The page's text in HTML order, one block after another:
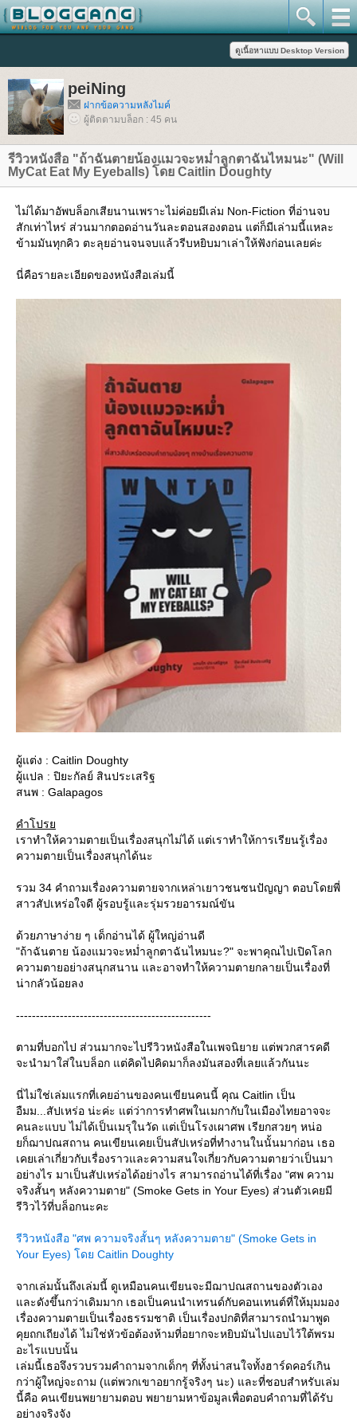
peiNing
ฝากข้อความหลังไมค์
ผู้ติดตามบล็อก : 45 คน
รีวิวหนังสือ "ถ้าฉันตายน้องแมวจะหม่ำลูกตาฉันไหมนะ" (Will
MyCat Eat My Eyeballs) โดย Caitlin Doughty
ไม่ได้มาอัพบล็อกเสียนานเพราะไม่ค่อยมีเล่ม Non-Fiction ที่อ่านจบ
สักเท่าไหร่ ส่วนมากตอดอ่านวันละตอนสองตอน แต่ก็มีเล่ามนี้แหละ
ข้ามมันทุกคิว ตะลุยอ่านจนจบแล้วรีบหยิบมาเล่าให้ฟังก่อนเลยค่ะ
นี่คือรายละเอียดของหนังสือเล่มนี้
ผู้แต่ง : Caitlin Doughty
ผู้แปล : ปิยะกัลย์ สินประเสริฐ
สนพ : Galapagos
คำโปร
เราทำให้ความตายเป็นเรื่องสนุกไม่ได้ แต่เราทำให้การเรียนรู้เรื่อง
ความตายเป็นเรื่องสนุกได้นะ
รวม 34 คำถามเรื่องความตายจากเหล่าเยาวชนซนปัญญา ตอบโดยพี่
สาวสัปเหร่อใจดี ผู้รอบรู้และรุ่มรวยอารมณ์ขัน
ด้วยภาษาง่าย ๆ เด็กอ่านได้ ผู้ใหญ่อ่านดี
"ถ้าฉันตาย น้องแมวจะหม่ำลูกตาฉันไหมนะ?" จะพาคุณไปเปิดโลก
ความตายอย่างสนุกสนาน และอาจทำให้ความตายกลายเป็นเรื่องที่
น่ากลัวน้อยลง
-------------------------------------------------
ตามที่บอกไป ส่วนมากจะไปรีวิวหนังสือในเพจนิยาย แต่พวกสารคดี
จะนำมาใส่ในบล็อก แต่คิดไปคิดมาก็ลงมันสองที่เลยแล้วกันนะ
นี่ไม่ใช่เล่มแรกที่เคยอ่านของคนเขียนคนนี้ คุณ Caitlin เป็น
อืมม...สัปเหร่อ น่ะค่ะ แต่ว่าการทำศพในเมกากับในเมืองไทยอาจจะ
คนละแบบ ไม่ได้เป็นเมรุในวัด แต่เป็นโรงเผาศพ เรียกสวยๆ หน่อ
ก็ฌาปณสถาน คนเขียนเคยเป็นสัปเหร่อที่ทำงานในนั้นมาก่อน เธอ
เคยเล่าเกี่ยวกับเรื่องราวและความสนใจเกี่ยวกับความตายว่าเป็นมา
อย่างไร มาเป็นสัปเหร่อได้อย่างไร สามารถอ่านได้ที่เรื่อง "ศพ ความ
จริงสั้นๆ หลังความตาย" (Smoke Gets in Your Eyes) ส่วนตัวเคยมี
รีวิวไว้ที่บล็อกนะคะ
รีวิวหนังสือ "ศพ ความจริงสั้นๆ หลังความตาย" (Smoke Gets in
Your Eyes) โดย Caitlin Doughty
จากเล่มนั้นถึงเล่มนี้ ดูเหมือนคนเขียนจะมีฌาปณสถานของตัวเอง
ละดังขึ้นกว่าเดิมมาก เธอเป็นคนนำเทรนด์กับคอนเทนต์ที่ให้มุมมอง
เรื่องความตายเป็นเรื่องธรรมชาติ เป็นเรื่องปกติที่สามารถนำมาพูด
คุยถกเถียงได้ ไม่ใช่หัวข้อต้องห้ามที่อยากจะหยิบมันไปแอบไว้ใต้พรม
อะไรแบบนั้น
เล่มนี้เธอจึงรวบรวมคำถามจากเด็กๆ ที่ทั้งน่าสนใจทั้งฮาร์ดคอร์เกิน
กว่าผู้ใหญ่จะถาม (แต่พวกเขาอยากรู้จริงๆ นะ) และที่ชอบสำหรับเล่ม
นี้คือ คนเขียนพยายามตอบ พยายามหาข้อมูลเพื่อตอบคำถามที่ได้รับ
อย่างจริงจัง